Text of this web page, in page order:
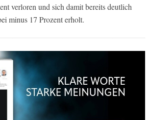
verloren und sich damit bereits deutlich
minus 17 Prozent erholt.